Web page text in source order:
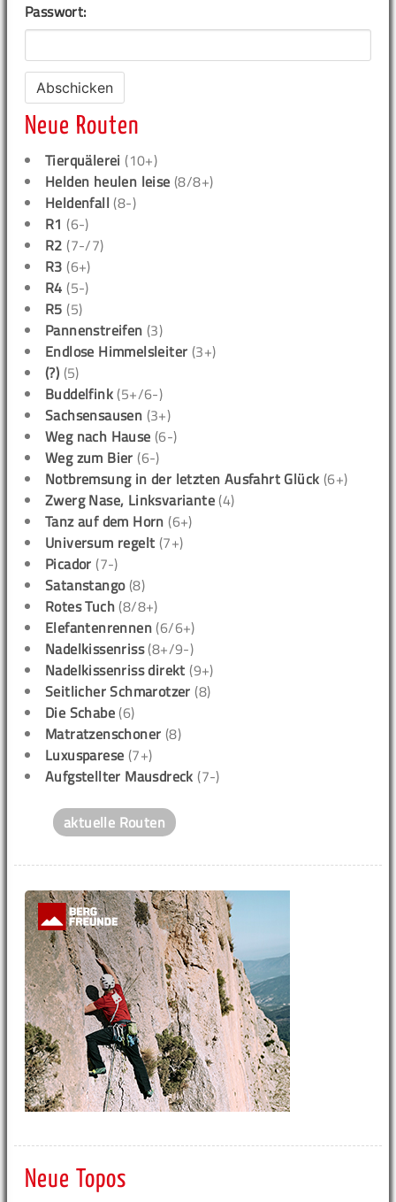
Passwort:
Neue Routen
Tierquälerei (10+)
Helden heulen leise (8/8+)
Heldenfall (8-)
R1 (6-)
R2 (7-/7)
R3 (6+)
R4 (5-)
R5 (5)
Pannenstreifen (3)
Endlose Himmelsleiter (3+)
(?) (5)
Buddelfink (5+/6-)
Sachsensausen (3+)
Weg nach Hause (6-)
Weg zum Bier (6-)
Notbremsung in der letzten Ausfahrt Glück (6+)
Zwerg Nase, Linksvariante (4)
Tanz auf dem Horn (6+)
Universum regelt (7+)
Picador (7-)
Satanstango(8)
Rotes Tuch (8/8+)
Elefantenrennen (6/6+)
Nadelkissenriss(8+/9-)
Nadelkissenriss direkt (9+)
Seitlicher Schmarotzer (8)
Die Schabe (6)
Matratzenschoner (8)
Luxusparese (7+)
Aufgstellter Mausdreck (7-)
aktuelle Routen
Neue Topos